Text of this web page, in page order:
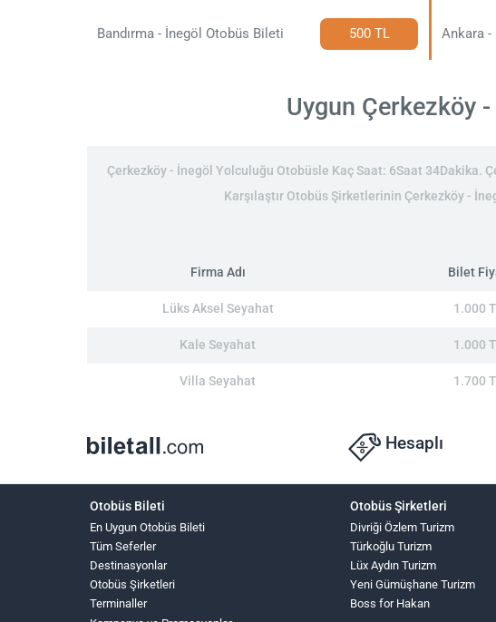
Bandırma - İnegöl Otobüs Bileti 500 TL Ankara
Uygun Çerkezköy
Çerkezköy - İnegöl Yolculuğu Otobüsle Kaç Saat: 6Saat 34Dakika.
Karşılaştır Otobüs Şirketlerinin Çerkezköy -
Firma Adı Bilet
Lüks Aksel Seyahat 1.000
Kale Seyahat 1.000
Villa Seyahat 1.700
Hesaplı
Otobüs Bileti
En Uygun Otobüs Bileti
Tüm Seferler
Destinasyonlar
Otobüs Şirketleri
Terminaller
Otobüs Şirketleri
Divriği Özlem Turizm
Türkoğlu Turizm
Lüx Aydın Turizm
Yeni Gümüşhane Turizm
Boss for Hakan